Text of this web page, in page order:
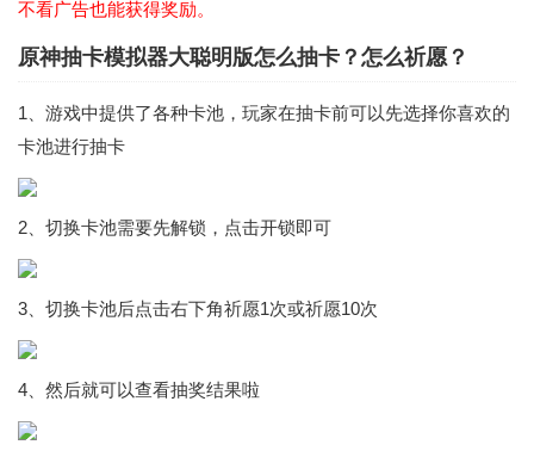
不看广告也能获得奖励。
原神抽卡模拟器大聪明版怎么抽卡？怎么祈愿？
1、游戏中提供了各种卡池，玩家在抽卡前可以先选择你喜欢的
卡池进行抽卡
2、切换卡池需要先解锁，点击开锁即可
3、切换卡池后点击右下角祈愿1次或祈愿10次
4、然后就可以查看抽奖结果啦